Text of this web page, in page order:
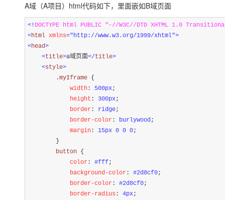
A域（A项目）html代码如下，里面嵌如B域页面
<! DOCTYPE html PUBLIC "-//W3C//DTD XHTML 1.0
<html xmlns="http://www.w3.org/1999/xhtml">
<head>
<title>a域页面</title>
<style>
        .myIframe
{
            width
: 500px;
            height
: 300px;
            border
: ridge;
            border-color
: burlywood;
            margin
: 15px 0 0 0;
}
        button
{
            color
: #fff;
            background-color
: #2d8cf0;
            border-color
: #2d8cf0;
            border-radius
: 4px;